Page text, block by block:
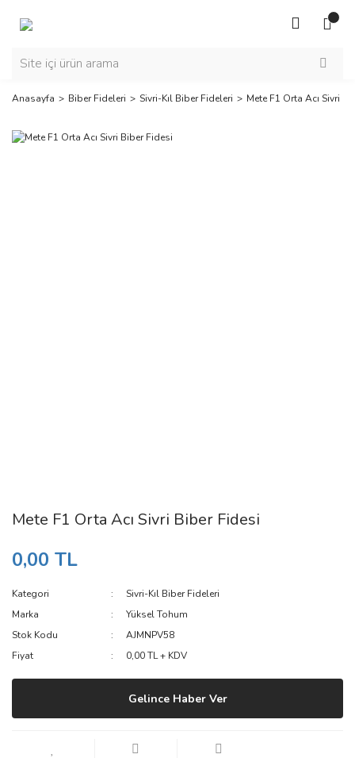
Anasayfa Biber Fideleri Sivri-Kıl Biber Fideleri Mete F1 Orta Acı Sivri
Mete F1 Orta Acı Sivri Biber Fidesi
0,00 TL
Kategori
Sivri-Kıl Biber Fideleri
Marka
Yüksel Tohum
Stok Kodu
AJMNPV58
Fiyat
0,00 TL + KDV
Gelince Haber Ver